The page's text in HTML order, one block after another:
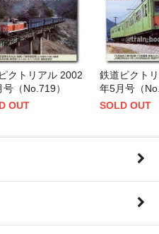
クトリアル 2002
号（No.719）
OUT
鉄道ピクト
年5月号（
SOLD OUT